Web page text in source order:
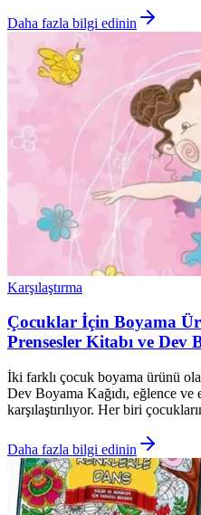
Daha fazla bilgi edinin
Karşılaştırma
Çocuklar İçin Boyama
Prensesler Kitabı ve Dev
İki farklı çocuk boyama ürünü
Dev Boyama Kağıdı, eğlence ve
karşılaştırılıyor. Her biri
Daha fazla bilgi edinin